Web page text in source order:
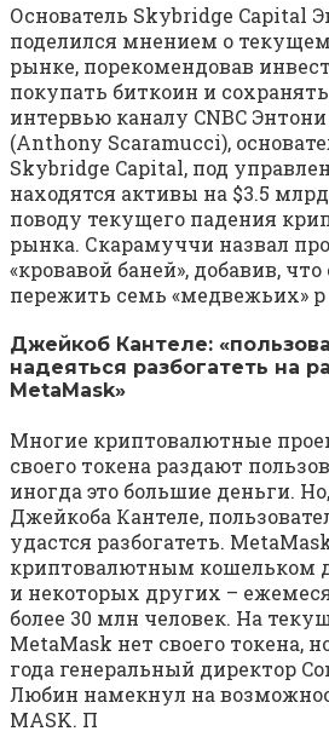
Основатель Skybridge Capital
поделился мнением о
рынке, порекомендовав
покупать биткоин и
интервью каналу CNBC
(Anthony Scaramucci),
Skybridge Capital, под
находятся активы на $3.5
поводу текущего падения
рынка. Скарамуччи назвал
«кровавой баней», добавив,
пережить семь «медвежьих» р
Джейкоб Кантеле:
надеяться разбогатеть на
MetaMask»
Многие криптовалютные
своего токена раздают
иногда это большие деньги.
Джейкоба Кантеле,
удастся разбогатеть.
криптовалютным кошельком
и некоторых других –
более 30 млн человек. На
MetaMask нет своего токена,
года генеральный директор
Любин намекнул на
MASK. П